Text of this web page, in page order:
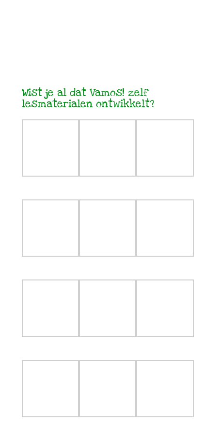
Wist je al dat Vamos! zelf
lesmaterialen ontwikkelt?